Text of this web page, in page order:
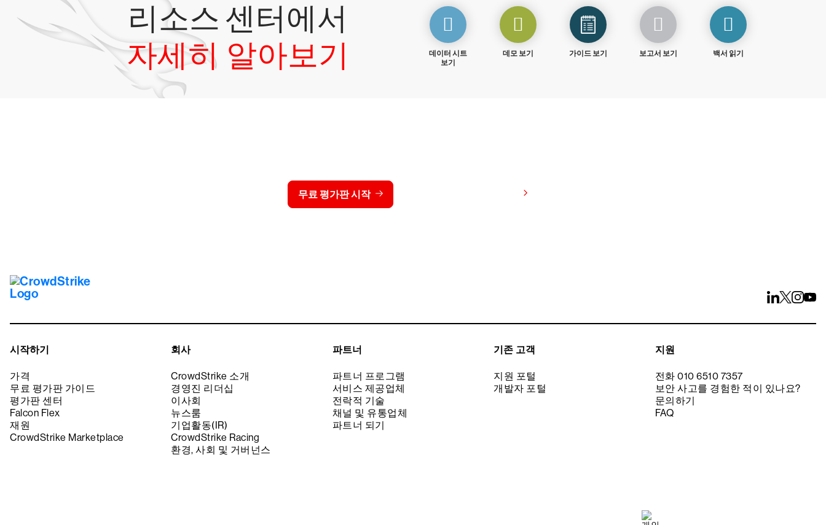
리소스 센터에서
자세히 알아보기
데이터 시트
보기
데모 보기 가이드 보기 보고서 보기 백서 읽기
무료 평가판 시작
시작하기
가격
무료 평가판 가이드
평가판 센터
Falcon Flex
재원
CrowdStrike Marketplace
회사
CrowdStrike 소개
경영진 리더십
이사회
뉴스룸
기업활동(IR)
CrowdStrike Racing
환경, 사회 및 거버넌스
파트너
파트너 프로그램
서비스 제공업체
전락적 기술
채널 및 유통업체
파트너 되기
기존 고객
지원 포털
개발자 포털
지원
전화 010 6510 7357
보안 사고를 경험한 적이 있나요?
문의하기
FAQ